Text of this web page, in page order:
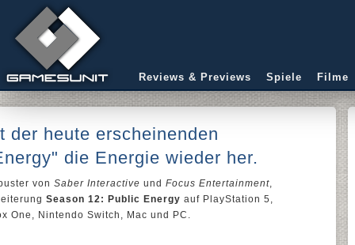
Reviews & Previews Spiele Filme
der heute erscheinenden
die Energie wieder her.
von Saber Interactive und Focus Entertainment,
Season 12: Public Energy auf PlayStation 5,
One, Nintendo Switch, Mac und PC.